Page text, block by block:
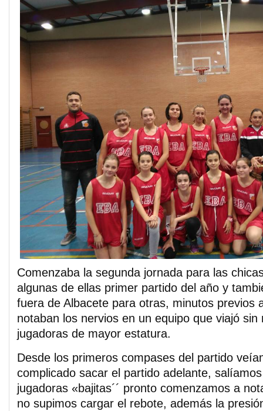
Comenzaba la segunda jornada para las
algunas de ellas primer partido del año y
fuera de Albacete para otras, minutos previos
notaban los nervios en un equipo que viajó sin
jugadoras de mayor estatura.
Desde los primeros compases del partido
complicado sacar el partido adelante,
jugadoras «bajitas´´ pronto comenzamos a
no supimos cargar el rebote, además la